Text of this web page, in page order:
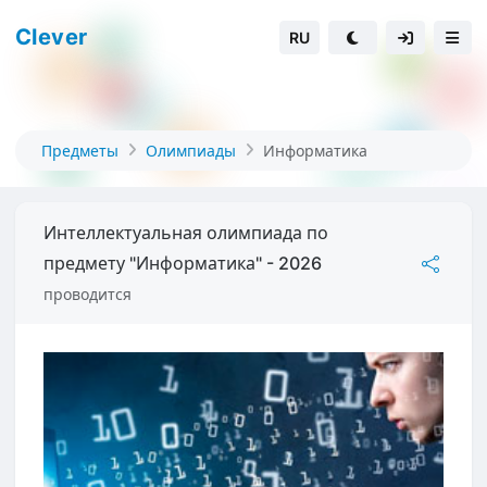
Clever RU
Предметы Олимпиады Информатика
Интеллектуальная олимпиада по
предмету "Информатика" - 2026
проводится